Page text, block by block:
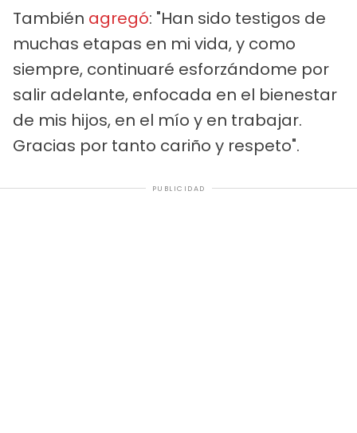
También agregó: "Han sido testigos de
muchas etapas en mi vida, y como
siempre, continuaré esforzándome por
salir adelante, enfocada en el bienestar
de mis hijos, en el mío y en trabajar.
Gracias por tanto cariño y respeto".
PUBLICIDAD